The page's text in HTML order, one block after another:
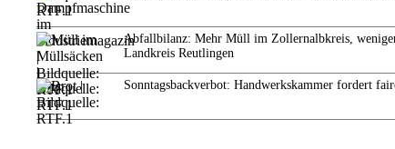
Abfallbilanz: Mehr Müll im Zollernalbkreis,
Landkreis Reutlingen
Sonntagsbackverbot: Handwerkskammer fordert